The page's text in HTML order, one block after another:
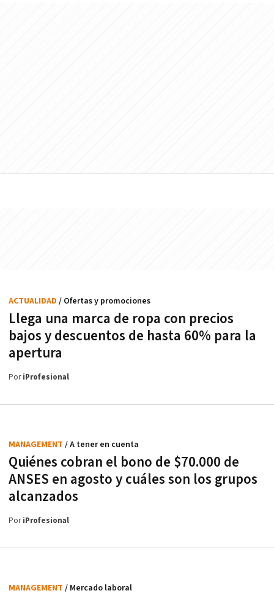
Llega una marca de ropa con precios
bajos y descuentos de hasta 60% para la
apertura
ACTUALIDAD / Ofertas y promociones
PoriProfesional
Quiénes cobran el bono de $70.000 de
ANSES en agosto y cuáles son los grupos
alcanzados
MANAGEMENT / A tener en cuenta
PoriProfesional
MANAGEMENT / Mercado laboral